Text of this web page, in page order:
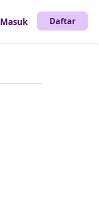
Masuk Daftar